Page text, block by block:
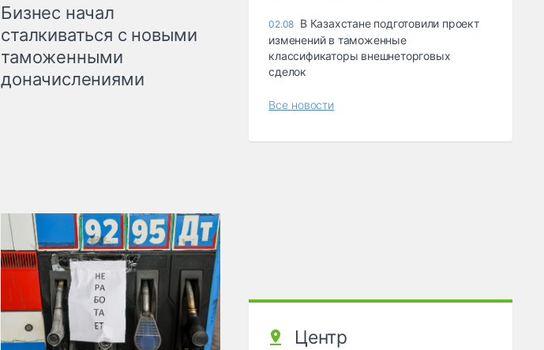
Бизнес начал
сталкиваться с новыми
таможенными
доначислениями
02.08 В Казахстане подготовили проект
изменений в таможенные
классификаторы внешнеторговых
сделок
Все новости
Центр